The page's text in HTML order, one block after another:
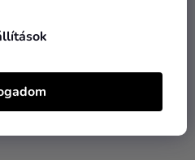
2 090 Ft
KOSÁRBA